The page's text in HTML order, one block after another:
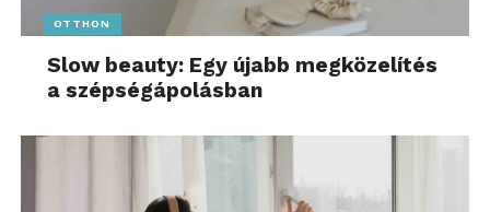
OTTHON
Slow beauty: Egy újabb megközelítés
a szépségápolásban